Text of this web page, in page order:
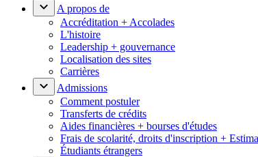
A propos de
Accréditation + Accolades
L'histoire
Leadership + gouvernance
Localisation des sites
Carrières
Admissions
Comment postuler
Transferts de crédits
Aides financières + bourses d'études
Frais de scolarité, droits d'inscription +
Étudiants étrangers